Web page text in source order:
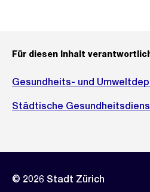
Für diesen Inhalt
Gesundheits- und
Städtische
© 2026 Stadt Zürich